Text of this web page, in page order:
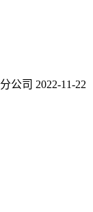
公司 2022-11-22